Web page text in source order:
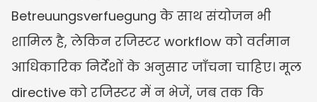
Betreuungsverfuegung के साथ संयोजन भी
शामिल है, लेकिन रजिस्टर workflow को वर्तमान
आधिकारिक निर्देशों के अनुसार जाँचना चाहिए। मूल
directive को रजिस्टर में न भेजें, जब तक कि